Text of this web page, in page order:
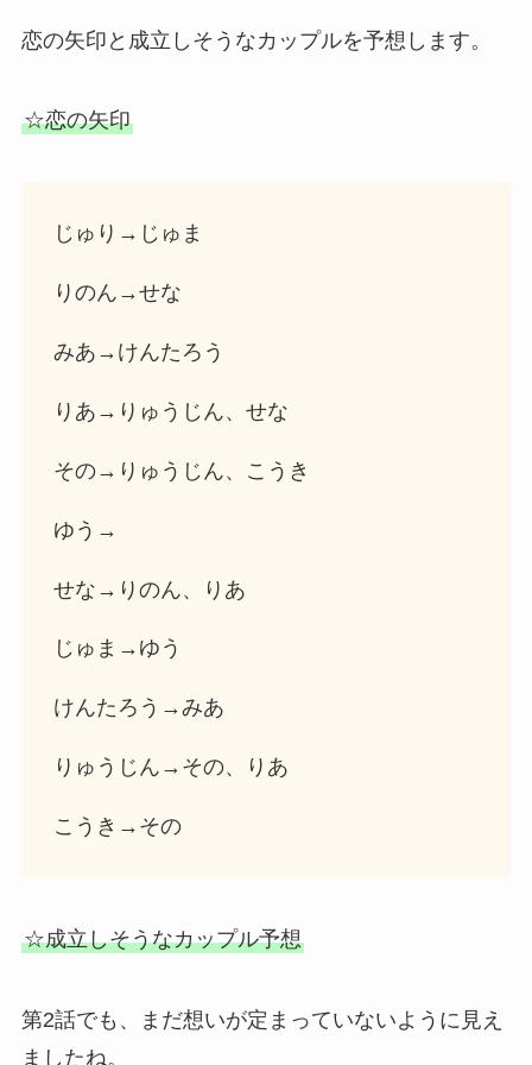
恋の矢印と成立しそうなカップルを予想します。
☆恋の矢印
じゅり→じゅま
りのん→せな
みあ→けんたろう
りあ→りゅうじん、せな
その→りゅうじん、こうき
ゆう→
せな→りのん、りあ
じゅま→ゆう
けんたろう→みあ
りゅうじん→その、りあ
こうき→その
☆成立しそうなカップル予想
第2話でも、まだ想いが定まっていないように見え
ましたね。